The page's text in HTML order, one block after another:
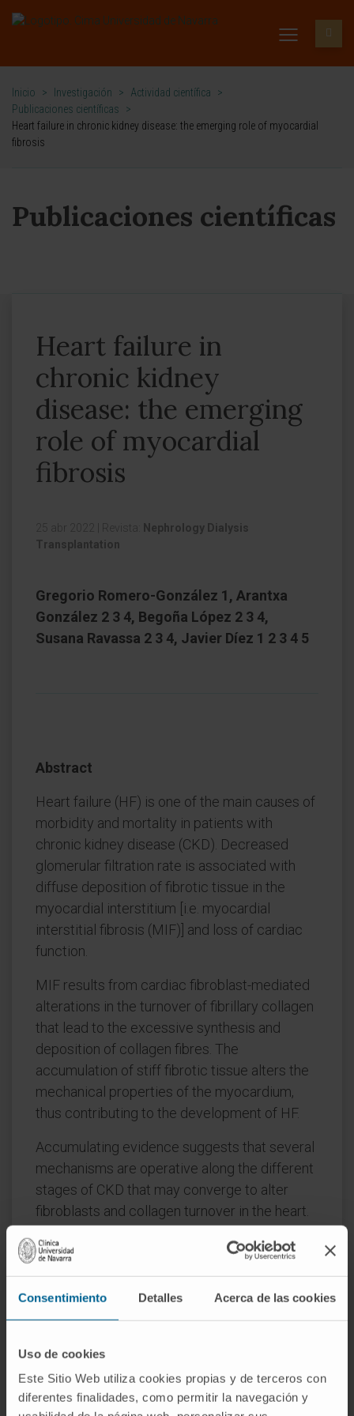
Consentimiento Detalles Acerca de las cookies
Uso de cookies
Este Sitio Web utiliza cookies propias y de terceros con
diferentes finalidades, como permitir la navegación y
Inicio > Investigación > Actividad científica
>
Publicaciones científicas
>
Heart failure in chronic kidney disease: the emerging role of myocardial
fibrosis
Publicaciones científicas
Heart failure in
chronic kidney
disease: the emerging
role of myocardial
fibrosis
25 abr 2022 Revista:
Nephrology Dialysis
Transplantation
Gregorio Romero-González 1, Arantxa
González 2 3 4, Begoña López 2 3 4,
Susana Ravassa 2 3 4, Javier Díez 1 2 3 4 5
Abstract
Heart failure (HF) is one of the main causes of
morbidity and mortality in patients with
chronic kidney disease (CKD). Decreased
glomerular filtration rate is associated with
diffuse deposition of fibrotic tissue in the
myocardial interstitium [i.e. myocardial
interstitial fibrosis (MIF)] and loss of cardiac
function.
MIF results from cardiac fibroblast-mediated
alterations in the turnover of fibrillary collagen
that lead to the excessive synthesis and
deposition of collagen fibres. The
accumulation of stiff fibrotic tissue alters the
mechanical properties of the myocardium,
thus contributing to the development of HF.
Accumulating evidence suggests that several
mechanisms are operative along the different
stages of CKD that may converge to alter
fibroblasts and collagen turnover in the heart.
identification of fibrosis-related biomarkers
and targets that could potentially lead to a
new strategy for the prevention and treatment
of HF in patients with CKD.
This article summarizes current knowledge on
the mechanisms and detrimental
consequences of MIF in CKD and discusses